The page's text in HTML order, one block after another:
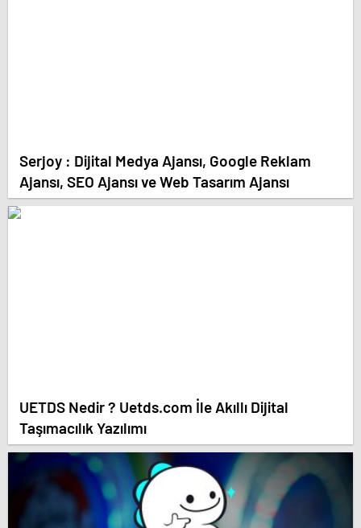
Serjoy : Dijital Medya Ajansı, Google Reklam
Ajansı, SEO Ajansı ve Web Tasarım Ajansı
UETDS Nedir ? Uetds.com İle Akıllı Dijital
Taşımacılık Yazılımı